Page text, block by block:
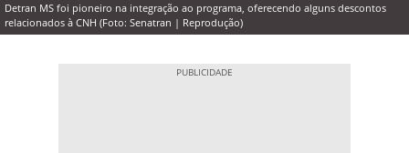
Detran MS foi pioneiro na integração ao programa, oferecendo alguns descontos
relacionados à CNH (Foto: Senatran | Reprodução)